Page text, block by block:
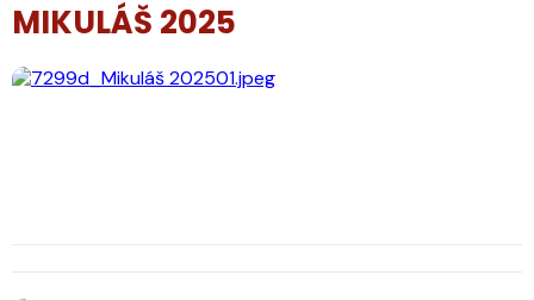
MIKULÁŠ 2025